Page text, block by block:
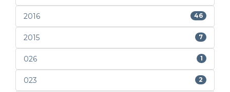
2016 46
2015 7
026 1
023 2